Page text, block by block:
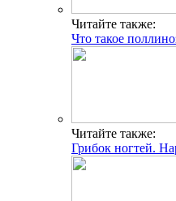
Читайте также:
Что такое
Читайте также:
Грибок ногтей.